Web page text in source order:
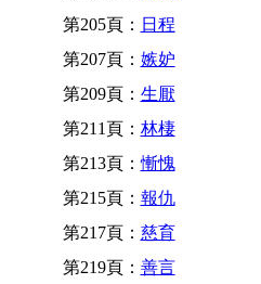
第205頁： 日程
第207頁： 嫉妒
第209頁： 生厭
第211頁： 林棲
第213頁：慚愧
第215頁： 報仇
第217頁： 慈育
第219頁： 善言